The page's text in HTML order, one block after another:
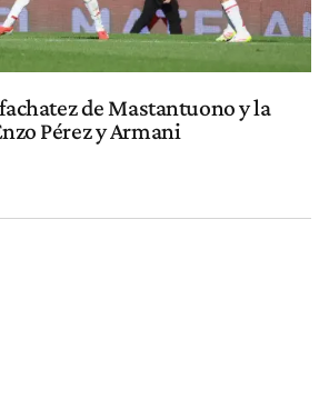
de Mastantuono y la
Pérez y Armani